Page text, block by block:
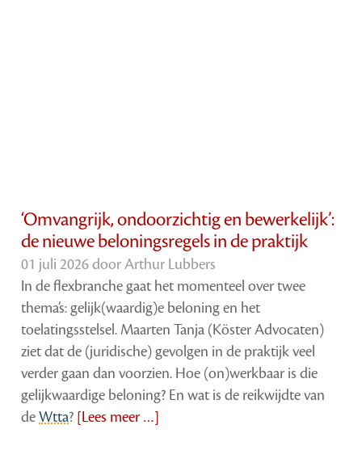
‘Omvangrijk, ondoorzichtig en bewerkelijk’:
de nieuwe beloningsregels in de praktijk
01 juli 2026 doorArthur Lubbers
In de flexbranche gaat het momenteel over twee
thema’s: gelijk(waardig)e beloning en het
toelatingsstelsel. Maarten Tanja (Köster Advocaten)
ziet dat de (juridische) gevolgen in de praktijk veel
verder gaan dan voorzien. Hoe (on)werkbaar is die
gelijkwaardige beloning? En wat is de reikwijdte van
deWtta? [Lees meer …]